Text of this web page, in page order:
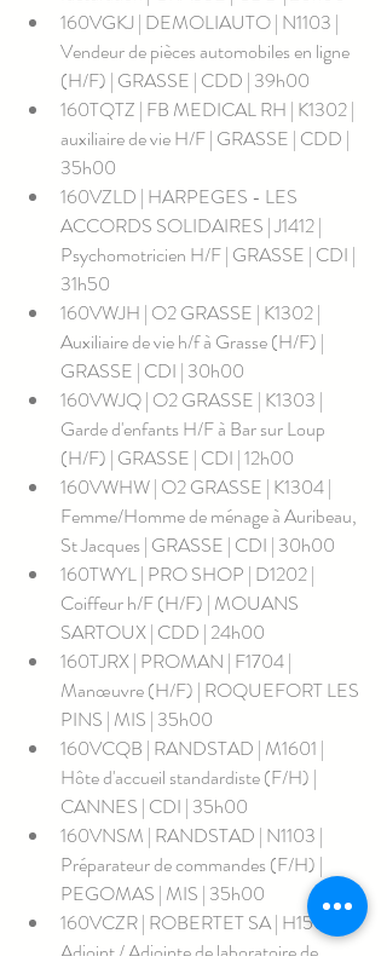
160VGKJ | DEMOLIAUTO | N1103 |
Vendeur de pièces automobiles en ligne
(H/F) | GRASSE | CDD | 39h00
160TQTZ | FB MEDICAL RH | K1302 |
auxiliaire de vie H/F | GRASSE | CDD |
35h00
160VZLD | HARPEGES - LES
ACCORDS SOLIDAIRES | J1412 |
Psychomotricien H/F | GRASSE | CDI |
31h50
160VWJH | O2 GRASSE | K1302 |
Auxiliaire de vie h/f à Grasse (H/F) |
GRASSE | CDI | 30h00
160VWJQ | O2 GRASSE | K1303 |
Garde d'enfants H/F à Bar sur Loup
(H/F) | GRASSE | CDI | 12h00
160VWHW | O2 GRASSE | K1304 |
Femme/Homme de ménage à Auribeau,
St Jacques | GRASSE | CDI | 30h00
160TWYL | PRO SHOP | D1202 |
Coiffeur h/F (H/F) | MOUANS
SARTOUX | CDD | 24h00
160TJRX | PROMAN | F1704 |
Manœuvre (H/F) | ROQUEFORT LES
PINS | MIS | 35h00
160VCQB | RANDSTAD | M1601 |
Hôte d'accueil standardiste (F/H) |
CANNES | CDI | 35h00
160VNSM | RANDSTAD | N1103 |
Préparateur de commandes (F/H) |
PEGOMAS | MIS | 35h00
160VCZR | ROBERTET SA | H1501 |
Adjoint / Adjointe de laboratoire de